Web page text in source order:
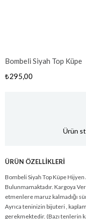
Bombeli Siyah Top Küpe
₺295,00
Ürün
ÜRÜN ÖZELLIKLERI
Bombeli Siyah Top Küpe
Bulunmamaktadır. Kargoya
etmenlere maruz kalmadığı
Ayrıca teninizin bijuteri ,
gerekmektedir. (Bazı tenlerin